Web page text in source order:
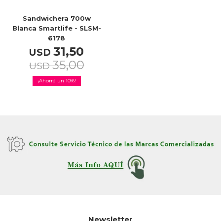
Sandwichera 700w
Blanca Smartlife - SLSM-
6178
USD 31,50
USD 35,00
10
Hogar